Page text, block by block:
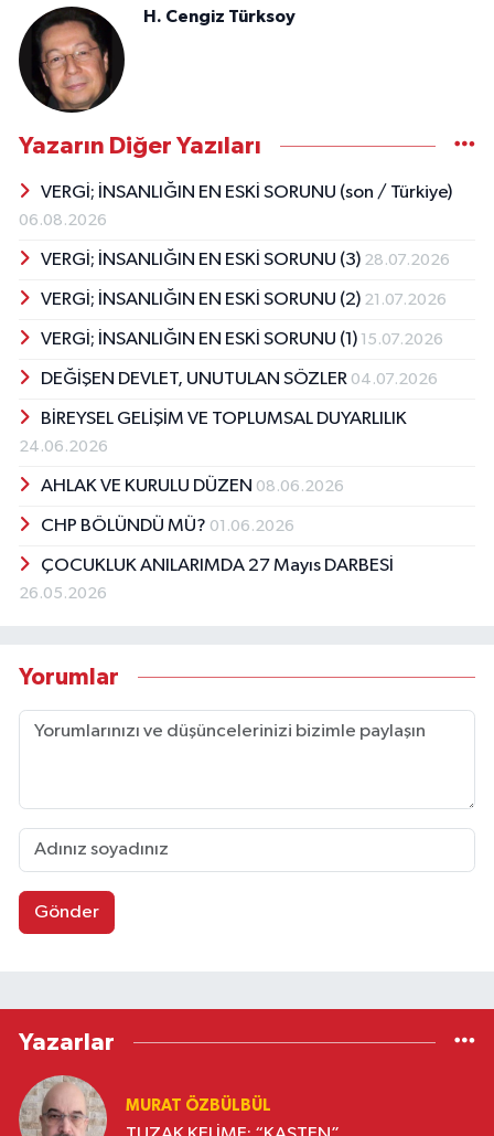
H. Cengiz Türksoy
Yazarın Diğer Yazıları
VERGİ; İNSANLIĞIN EN ESKİ SORUNU (son / Türkiye)
06.08.2026
VERGİ; İNSANLIĞIN EN ESKİ SORUNU (3) 28.07.2026
VERGİ; İNSANLIĞIN EN ESKİ SORUNU (2) 21.07.2026
VERGİ; İNSANLIĞIN EN ESKİ SORUNU (1) 15.07.2026
DEĞİŞEN DEVLET, UNUTULAN SÖZLER 04.07.2026
BİREYSEL GELİŞİM VE TOPLUMSAL DUYARLILIK
24.06.2026
AHLAK VE KURULU DÜZEN 08.06.2026
CHP BÖLÜNDÜ MÜ? 01.06.2026
ÇOCUKLUK ANILARIMDA 27 Mayıs DARBESİ
26.05.2026
Yorumlar
Gönder
Yazarlar
MURAT ÖZBÜLBÜL